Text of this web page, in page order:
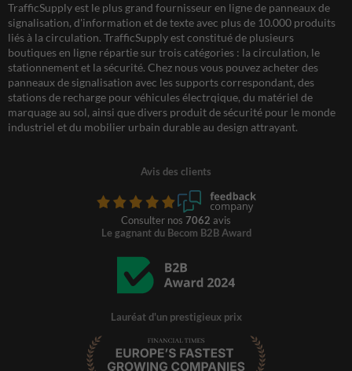
TrafficSupply est le plus grand fournisseur en ligne de panneaux de
signalisation, d'information et de texte avec plus de 10.000 produits
liés à la circulation. TrafficSupply est constitué de plusieurs
boutiques en ligne répartie sur trois catégories : la circulation, le
stationnement et la sécurité. Chez nous vous pouvez acheter des
panneaux de signalisation avec les supports correspondant, des
stations de recharge pour véhicules électrqique, du matériel de
marquage au sol, ainsi que divers produit de sécurité pour le monde
industriel et du mobilier urbain durable au design attrayant.
Avis des clients
Consulter nos 7062 avis
Le gagnant du Becom B2B Award
Lauréat d'un prestigieux prix